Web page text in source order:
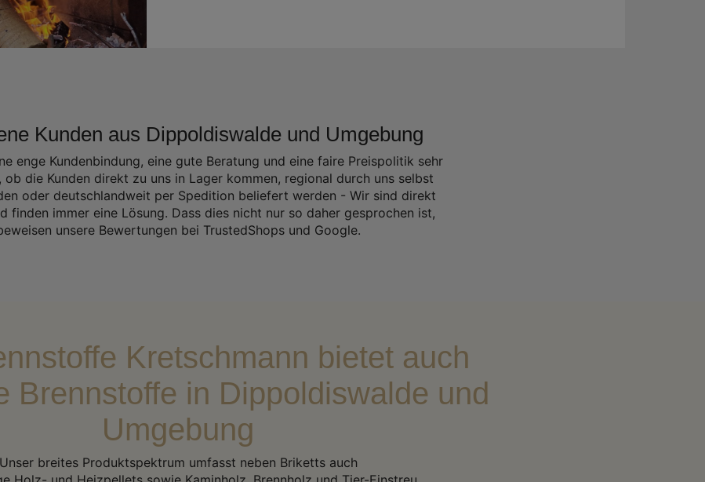
Kunden aus Dippoldiswalde und Umgebung
enge Kundenbindung, eine gute Beratung und eine faire Preispolitik sehr
ob die Kunden direkt zu uns in Lager kommen, regional durch uns selbst
oder deutschlandweit per Spedition beliefert werden - Wir sind direkt
finden immer eine Lösung. Dass dies nicht nur so daher gesprochen ist,
unsere Bewertungen bei TrustedShops und Google.
Kretschmann bietet auch
Brennstoffe in Dippoldiswalde und
Umgebung
Unser breites Produktspektrum umfasst neben Briketts auch